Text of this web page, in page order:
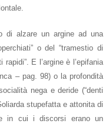
di alzare un argine ad una
o del “tramestio di
E l’argine è l’epifania
– pag. 98) o la profondità
nega e deride (“denti
stupefatta e attonita di
in cui i discorsi erano un